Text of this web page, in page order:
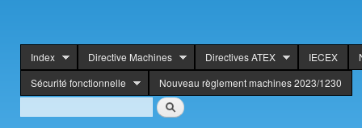
header
Index Directive Machines Directives ATEX IECEX
Sécurité fonctionnelle
Nouveau règlement machines 2023/1230
Search
Search